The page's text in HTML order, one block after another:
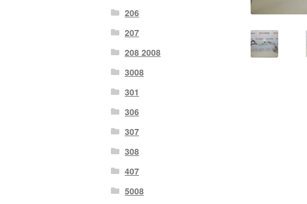
206
207
208 2008
3008
301
306
307
308
407
5008